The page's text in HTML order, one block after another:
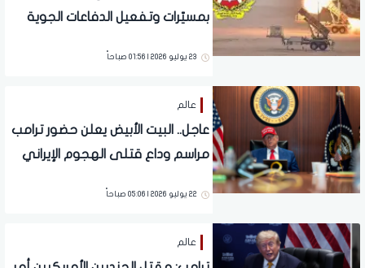
بمسيّرات وتفعيل الدفاعات الجوية
23 يوليو 2026 | 01:56 صباحاً
عالم
عاجل.. البيت الأبيض يعلن حضور ترامب
مراسم وداع قتلى الهجوم الإيراني
22 يوليو 2026 | 05:06 صباحاً
عالم